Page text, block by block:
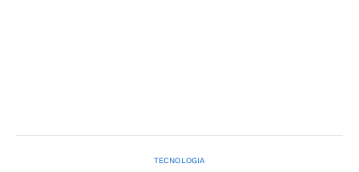
TECNOLOGIA